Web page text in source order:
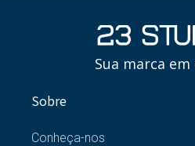
Sua marca
Sobre
Conheça-nos